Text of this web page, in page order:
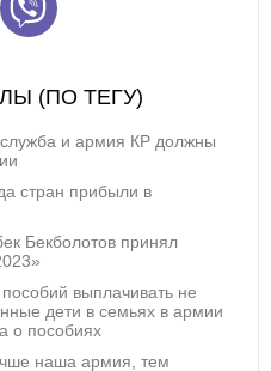
(ПО ТЕГУ)
и армия КР должны
стран прибыли в
Бекболотов принял
выплачивать не
дети в семьях в армии
о пособиях
наша армия, тем